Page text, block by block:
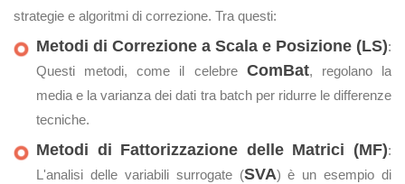
strategie e algoritmi di correzione. Tra questi:
Metodi di Correzione a Scala e Posizione (LS):
Questi metodi, come il celebre ComBat, regolano la
media e la varianza dei dati tra batch per ridurre le differenze
tecniche.
Metodi di Fattorizzazione delle Matrici (MF):
L'analisi delle variabili surrogate (SVA) è un esempio di